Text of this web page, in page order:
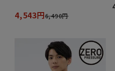
4,543円6,490円